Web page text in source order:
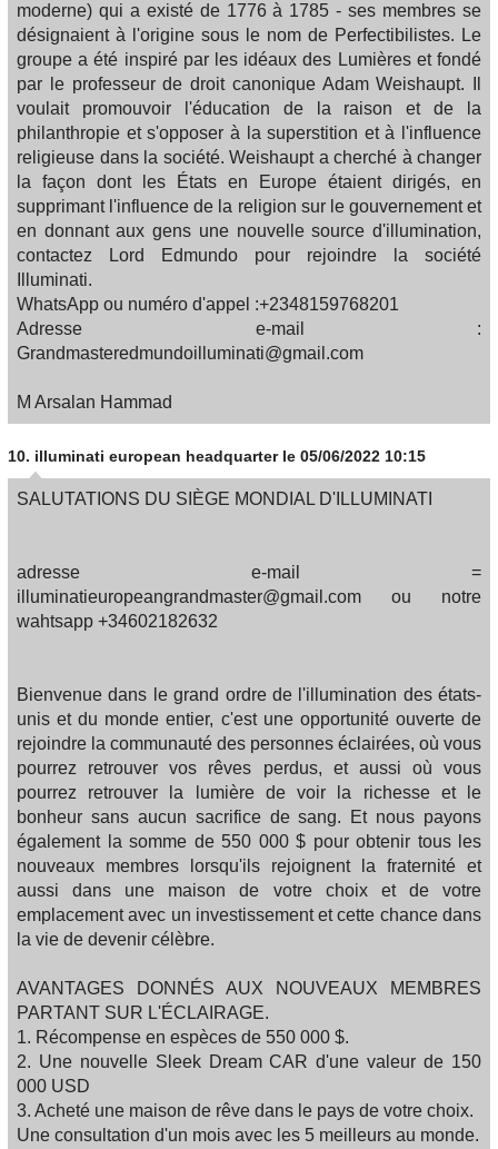
moderne) qui a existé de 1776 à 1785 - ses membres se
désignaient à l'origine sous le nom de Perfectibilistes. Le
groupe a été inspiré par les idéaux des Lumières et fondé
par le professeur de droit canonique Adam Weishaupt. Il
voulait promouvoir l'éducation de la raison et de la
philanthropie et s'opposer à la superstition et à l'influence
religieuse dans la société. Weishaupt a cherché à changer
la façon dont les États en Europe étaient dirigés, en
supprimant l'influence de la religion sur le gouvernement et
en donnant aux gens une nouvelle source d'illumination,
contactez Lord Edmundo pour rejoindre la société
Illuminati.
WhatsApp ou numéro d'appel :+2348159768201
Adresse e-mail :
Grandmasteredmundoilluminati@gmail.com
M Arsalan Hammad
10. illuminati european headquarter le 05/06/2022 10:15
SALUTATIONS DU SIÈGE MONDIAL D'ILLUMINATI
adresse e-mail =
illuminatieuropeangrandmaster@gmail.com ou notre
wahtsapp +34602182632
Bienvenue dans le grand ordre de l'illumination des états-
unis et du monde entier, c'est une opportunité ouverte de
rejoindre la communauté des personnes éclairées, où vous
pourrez retrouver vos rêves perdus, et aussi où vous
pourrez retrouver la lumière de voir la richesse et le
bonheur sans aucun sacrifice de sang. Et nous payons
également la somme de 550 000 $ pour obtenir tous les
nouveaux membres lorsqu'ils rejoignent la fraternité et
aussi dans une maison de votre choix et de votre
emplacement avec un investissement et cette chance dans
la vie de devenir célèbre.
AVANTAGES DONNÉS AUX NOUVEAUX MEMBRES
PARTANT SUR L'ÉCLAIRAGE.
1. Récompense en espèces de 550 000 $.
2. Une nouvelle Sleek Dream CAR d'une valeur de 150
000 USD
3. Acheté une maison de rêve dans le pays de votre choix.
Une consultation d'un mois avec les 5 meilleurs au monde.